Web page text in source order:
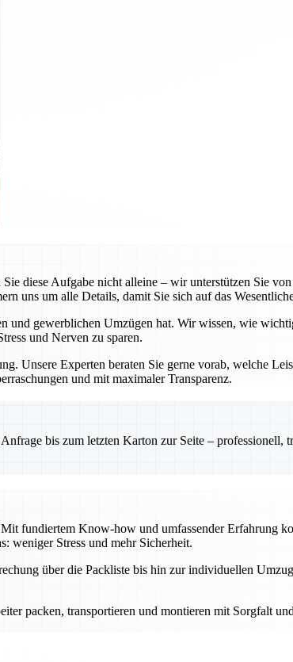
diese Aufgabe nicht alleine – wir unterstützen Sie
uns um alle Details, damit Sie sich auf das
gewerblichen Umzügen hat. Wir wissen, wie
und Nerven zu sparen.
Unsere Experten beraten Sie gerne vorab, welche
und mit maximaler Transparenz.
bis zum letzten Karton zur Seite – professionell,
fundiertem Know-how und umfassender Erfahrung
weniger Stress und mehr Sicherheit.
über die Packliste bis hin zur individuellen
packen, transportieren und montieren mit Sorgfalt